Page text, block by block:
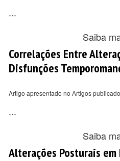
...
Saiba
Correlações Entre
Disfunções
Artigo apresentado no Artigos
...
Saiba
Alterações Posturais em